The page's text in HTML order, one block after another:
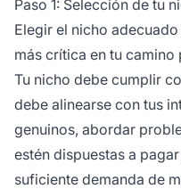
Paso 1: Selección de tu
Elegir el nicho
más crítica en tu
Tu nicho debe cumplir
debe alinearse con tus
genuinos, abordar
estén dispuestas a
suficiente demanda de